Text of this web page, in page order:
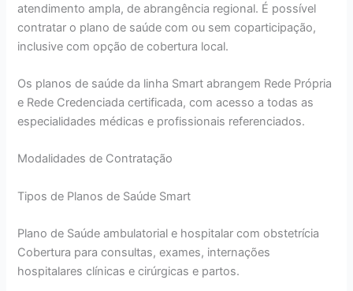
atendimento ampla, de abrangência regional. É possível
contratar o plano de saúde com ou sem coparticipação,
inclusive com opção de cobertura local.
Os planos de saúde da linha Smart abrangem Rede Própria
e Rede Credenciada certificada, com acesso a todas as
especialidades médicas e profissionais referenciados.
Modalidades de Contratação
Tipos de Planos de Saúde Smart
Plano de Saúde ambulatorial e hospitalar com obstetrícia
Cobertura para consultas, exames, internações
hospitalares clínicas e cirúrgicas e partos.